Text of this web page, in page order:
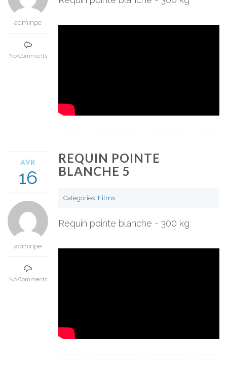
adminpe
No Comments
AVR
16
adminpe
No Comments
REQUIN POINTE
BLANCHE 5
Categories: Films
Requin pointe blanche - 300 kg